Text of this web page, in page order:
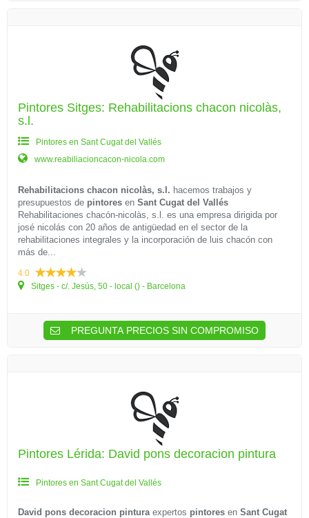
Pintores Sitges: Rehabilitacions chacon nicolàs,
s.l.
Pintores en Sant Cugat del Vallés
www.reabiliacioncacon-nicola.com
Rehabilitacions chacon nicolàs, s.l. hacemos trabajos y
presupuestos de pintores en Sant Cugat del Vallés
Rehabilitaciones chacón-nicolàs, s.l. es una empresa dirigida por
josé nicolás con 20 años de antigüedad en el sector de la
rehabilitaciones integrales y la incorporación de luis chacón con
más de...
4.0
Sitges - c/. Jesús, 50 - local () - Barcelona
PREGUNTA PRECIOS SIN COMPROMISO
Pintores Lérida: David pons decoracion pintura
Pintores en Sant Cugat del Vallés
David pons decoracion pinturaexpertos pintores en Sant Cugat